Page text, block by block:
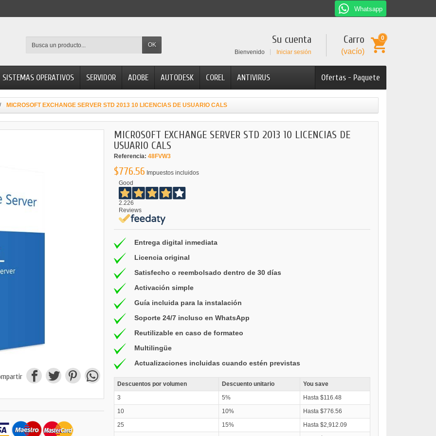
Whatsapp
OK Carro
(vacío)
0
Su cuenta
Bienvenido Iniciar sesión
Ofertas - Paquete
SISTEMAS OPERATIVOS SERVIDOR ADOBE AUTODESK COREL ANTIVIRUS
MICROSOFT EXCHANGE SERVER STD 2013 10 LICENCIAS DE USUARIO CALS
MICROSOFT EXCHANGE SERVER STD 2013 10 LICENCIAS DE
USUARIO CALS
Referencia: 48FVW3
$776.56 Impuestos incluidos
Good
2.226
Reviews
Entrega digital inmediata
Licencia original
Satisfecho o reembolsado dentro de 30 días
Activación simple
Guía incluida para la instalación
Soporte 24/7 incluso en WhatsApp
Reutilizable en caso de formateo
Multilingüe
Actualizaciones incluidas cuando estén previstas
Descuentos por volumen Descuento unitario
You save
3
5%
Hasta $116.48
10
10%
Hasta $776.56
25
15%
Hasta $2,912.09